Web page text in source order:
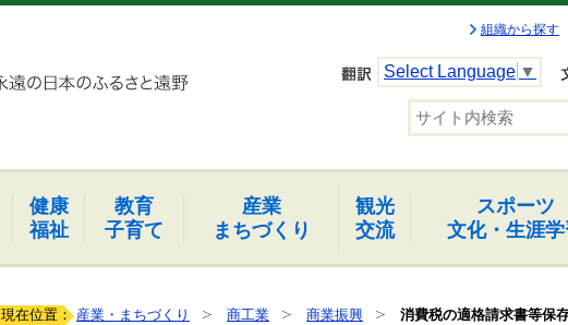
組織から探す
Select Language ▼
健康
福祉
教育
子育て
産業
まちづくり
観光
交流
スポーツ
文化・生涯学
現在位置： 産業・まちづくり 商工業 商業振興
消費税の適格請求書等保